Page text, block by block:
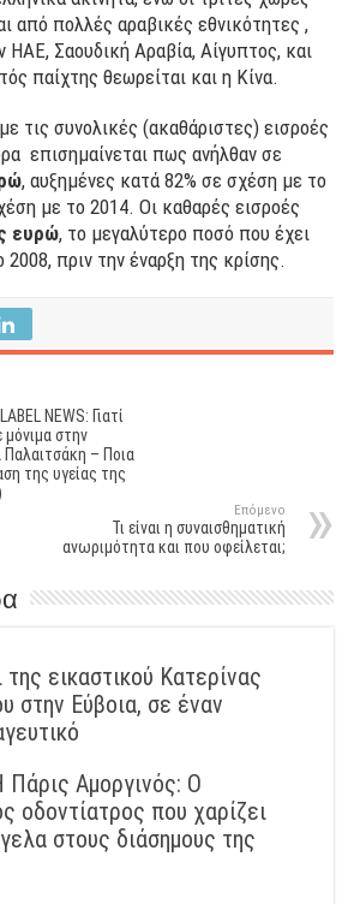
από πολλές αραβικές εθνικότητες ,
ΗΑΕ, Σαουδική Αραβία, Αίγυπτος, και
παίχτης θεωρείται και η Κίνα.
τις συνολικές (ακαθάριστες) εισροές
επισημαίνεται πως ανήλθαν σε
, αυξημένες κατά 82% σε σχέση με το
με το 2014. Οι καθαρές εισροές
ευρώ, το μεγαλύτερο ποσό που έχει
πριν την έναρξη της κρίσης.
NEWS: Γιατί
στην
Παλαιτσάκη – Ποια
της υγείας της
Επόμενο
Τι είναι η συναισθηματική
ανωριμότητα και που οφείλεται;
εικαστικού Κατερίνας
στην Εύβοια, σε έναν
Αμοργινός: O
οδοντίατρος που χαρίζει
στους διάσημους της